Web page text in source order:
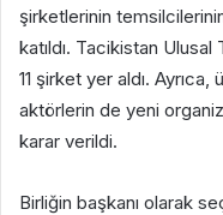
şirketlerinin
katıldı. Tacikistan Ulusal
11 şirket yer aldı.
aktörlerin de yeni
karar verildi.
Birliğin başkanı olarak